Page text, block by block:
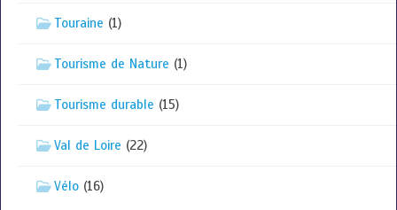
Touraine (1)
Tourisme de Nature (1)
Tourisme durable (15)
Val de Loire (22)
Vélo (16)